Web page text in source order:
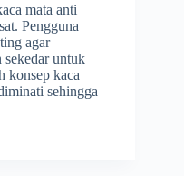
mata anti
Pengguna
agar
sekedar untuk
konsep kaca
sehingga